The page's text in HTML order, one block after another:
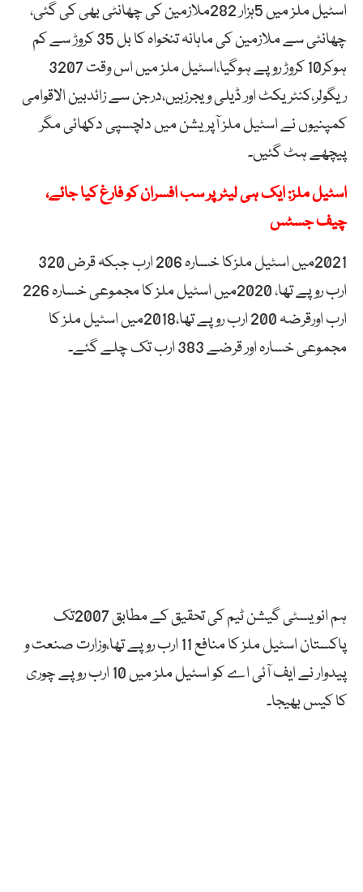
اسٹیل ملز میں 5ہزار 282ملازمین کی چھانٹی بھی کی گئی،
چھانٹی سے ملازمین کی ماہانہ تنخواہ کا بل 35 کروڑ سے کم
ہوکر10 کروڑ روپے ہوگیا،اسٹیل ملز میں اس وقت 3207
ریگولر،کنٹریکٹ اور ڈیلی ویجرزہیں،درجن سے زائدبین الاقوامی
کمپنیوں نے اسٹیل ملز آپریشن میں دلچسپی دکھائی مگر
پیچھے ہٹ گئیں۔
اسٹیل ملز: ایک ہی لیٹر پر سب افسران کو فارغ کیا جائے،
چیف جسٹس
2021میں اسٹیل ملزکا خسارہ 206 ارب جبکہ قرض 320
ارب روپے تھا، 2020میں اسٹیل ملز کا مجموعی خسارہ 226
ارب اورقرضہ 200 ارب روپے تھا،2018میں اسٹیل ملز کا
مجموعی خسارہ اور قرضے 383 ارب تک چلے گئے۔
ہم انویسٹی گیشن ٹیم کی تحقیق کے مطابق 2007تک
پاکستان اسٹیل ملز کا منافع 11 ارب روپے تھا،وزارت صنعت و
پیدوار نے ایف آئی اے کو اسٹیل ملز میں 10 ارب روپے چوری
کا کیس بھیجا۔